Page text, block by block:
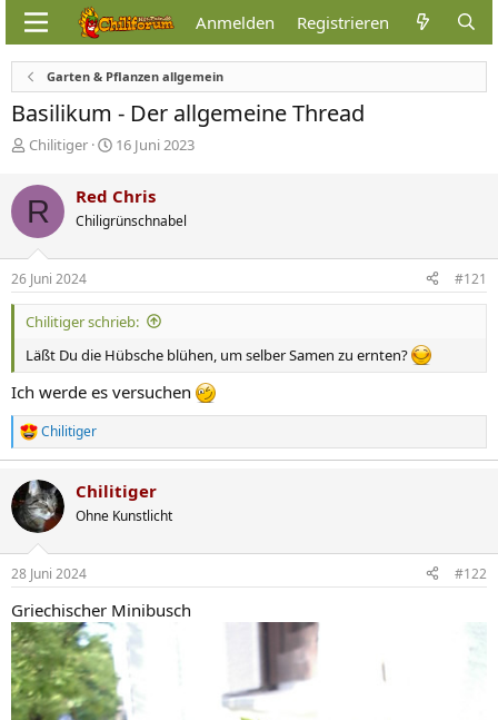
Anmelden Registrieren
Garten & Pflanzen allgemein
Basilikum - Der allgemeine Thread
E
s
t
e
l
l
e
r
Chilitiger
E
t
e
l
a
m
16 Juni 2023
R Red Chris
Chiligrünschnabel
26 Juni 2024 #121
Chilitiger schrieb:
Läßt Du die Hübsche blühen, um selber Samen zu ernten?
Ich werde es versuchen
R
e
k
t
i
e
:
Chilitiger
Chilitiger
Ohne Kunstlicht
28 Juni 2024 #122
Griechischer Minibusch